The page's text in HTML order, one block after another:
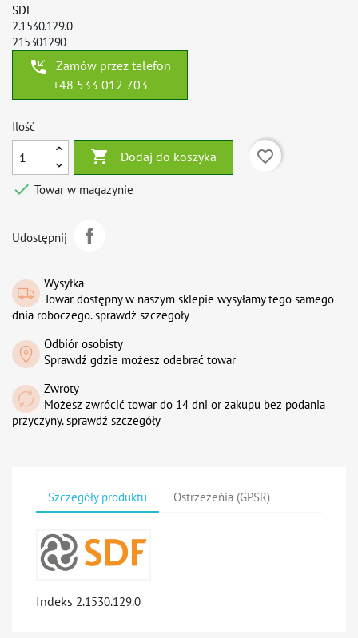
SDF
2.1530.129.0
215301290
phone_callback
Zamów przez telefon
+48 533 012 703
Ilość
 Dodaj do koszyka
favorite_border
 Towar w magazynie
Udostępnij
Wysyłka
Towar dostępny w naszym sklepie wysyłamy tego samego
dnia roboczego. sprawdź szczegoły
Odbiór osobisty
Sprawdź gdzie możesz odebrać towar
Zwroty
Możesz zwrócić towar do 14 dni or zakupu bez podania
przyczyny. sprawdź szczegóły
Szczegóły produktu Ostrzeżeńia (GPSR)
Indeks 2.1530.129.0